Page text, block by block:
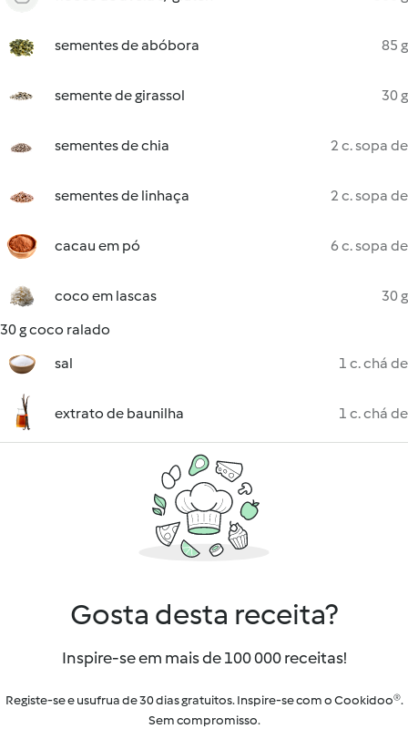
sementes de abóbora 85 g
semente de girassol 30 g
sementes de chia 2 c. sopa de
sementes de linhaça 2 c. sopa de
cacau em pó 6 c. sopa de
coco em lascas
30 g
30 g coco ralado
sal
1 c. chá de
extrato de baunilha 1 c. chá de
Gosta desta receita?
Inspire-se em mais de 100 000 receitas!
Registe-se e usufrua de 30 dias gratuitos. Inspire-se com o Cookidoo®.
Sem compromisso.